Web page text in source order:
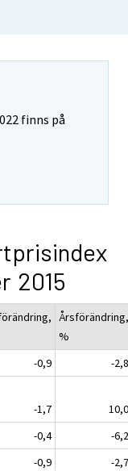
finns på
2015
Årsförändring,
%
-0,9
-2,8
-1,7
10,0
-0,4
-6,2
-0,9
-2,7